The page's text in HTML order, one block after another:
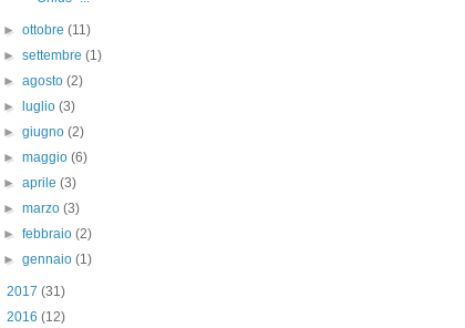
►ottobre(11)
►settembre(1)
►agosto(2)
►
luglio(3)
►giugno(2)
►maggio(6)
►aprile(3)
►marzo(3)
►febbraio(2)
►gennaio(1)
2017 (31)
2016 (12)